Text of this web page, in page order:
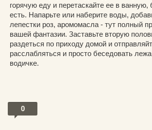
горячую еду и перетаскайте ее в ванную,
есть. Напарьте или наберите воды,
лепестки роз, аромомасла - тут полный
вашей фантазии. Заставьте вторую
раздеться по приходу домой и
расслабляться и просто беседовать
водичке.
0